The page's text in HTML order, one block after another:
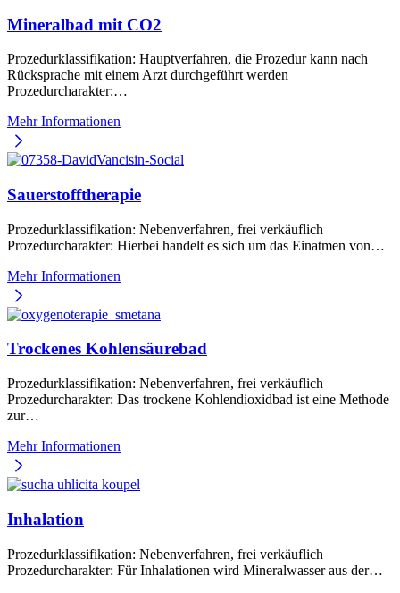
Mineralbad mit CO2
Prozedurklassifikation: Hauptverfahren, die Prozedur kann nach
Rücksprache mit einem Arzt durchgeführt werden
Prozedurcharakter:…
Mehr Informationen
Sauerstofftherapie
Prozedurklassifikation: Nebenverfahren, frei verkäuflich
Prozedurcharakter: Hierbei handelt es sich um das Einatmen von…
Mehr Informationen
Trockenes Kohlensäurebad
Prozedurklassifikation: Nebenverfahren, frei verkäuflich
Prozedurcharakter: Das trockene Kohlendioxidbad ist eine Methode
zur…
Mehr Informationen
Inhalation
Prozedurklassifikation: Nebenverfahren, frei verkäuflich
Prozedurcharakter: Für Inhalationen wird Mineralwasser aus der…